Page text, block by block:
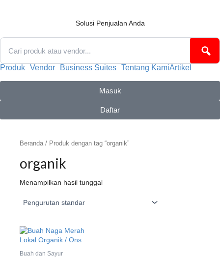
Solusi Penjualan Anda
Produk Vendor Business Suites Tentang KamiArtikel
Masuk
Daftar
Beranda / Produk dengan tag “organik”
organik
Menampilkan hasil tunggal
Buah dan Sayur